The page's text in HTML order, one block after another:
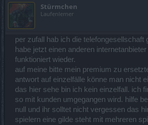
Stürmchen
Laufenlerner
per zufall hab ich die telefongesellschaft
habe jetzt einen anderen
funktioniert wieder.
auf meine bitte mein premium zu
antwort auf einzelfälle könne man nicht
das hier sehe bin ich kein einzelfall. ich
so mit kunden umgegangen wird. hilfe
null und ihr solltet nicht vergessen das
spielern eine gilde steht mit mehreren